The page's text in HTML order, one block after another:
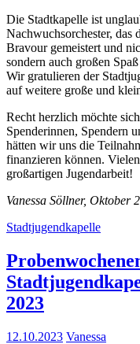
Die Stadtkapelle ist
Nachwuchsorchester, das
Bravour gemeistert und
sondern auch großen
Wir gratulieren der
auf weitere große und
Recht herzlich möchte
Spenderinnen, Spendern
hätten wir uns die
finanzieren können.
großartigen Jugendarbeit!
Vanessa Söllner, Oktober
Stadtjugendkapelle
2023
12.10.2023 Vanessa